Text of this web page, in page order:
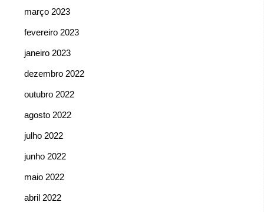
março 2023
fevereiro 2023
janeiro 2023
dezembro 2022
outubro 2022
agosto 2022
julho 2022
junho 2022
maio 2022
abril 2022